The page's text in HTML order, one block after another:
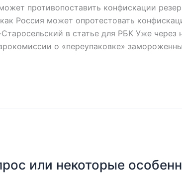
противопоставить конфискации
Россия может опротестовать
в статье для РБК Уже
о «переупаковке»
или некоторые